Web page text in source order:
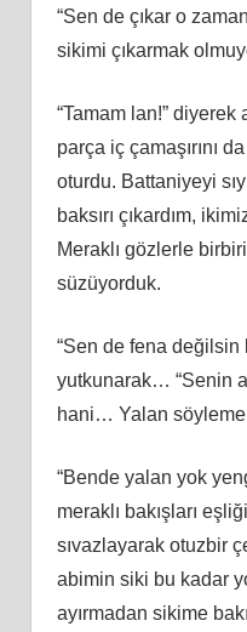
“Sen de çıkar o
sikimi çıkarmak
“Tamam lan!” diyerek
parça iç çamaşırını
oturdu. Battaniyeyi
baksırı çıkardım,
Meraklı gözlerle
süzüyorduk.
“Sen de fena
yutkunarak… “Senin
hani… Yalan
“Bende yalan yok
meraklı bakışları
sıvazlayarak otuzbir
abimin siki bu kadar
ayırmadan sikime